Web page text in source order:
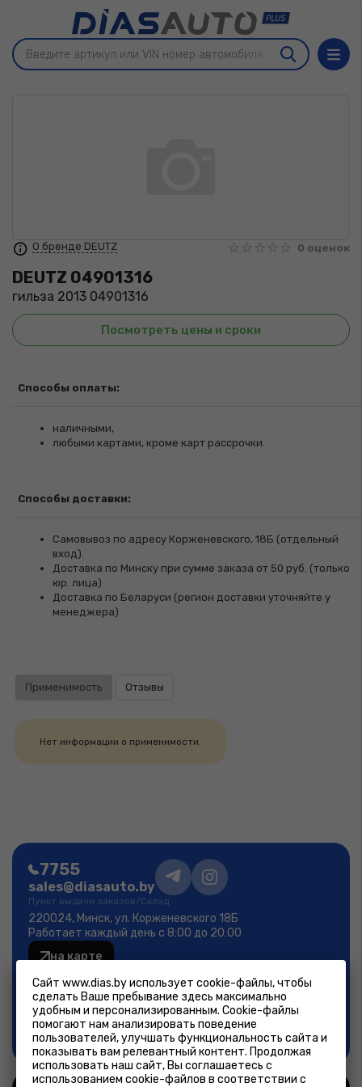
Сайт www.dias.by использует cookie-файлы, чтобы
сделать Ваше пребывание здесь максимально
удобным и персонализированным. Cookie-файлы
помогают нам анализировать поведение
пользователей, улучшать функциональность сайта и
показывать вам релевантный контент. Продолжая
использовать наш сайт, Вы соглашаетесь с
использованием cookie-файлов в соответствии с
О бренде DEUTZ 0 оценок
DEUTZ 04901316
гильза 2013 04901316
Посмотреть цены и сроки
Способы оплаты:
наличными,
любыми картами, кроме карт рассрочки.
Способы доставки:
Самовывоз по адресу Корженевского, 18Б (отдельный
вход).
Доставка по Минску при сумме заказа от 50 руб. (только
юр. лица)
Доставка по Беларуси (регион доставки уточняйте у
менеджера)
Применимость Отзывы
Нет информации о применимости.
7755
sales@diasauto.by
Пункт выдачи заказов/Склад
220024, Минск, ул. Корженевского 18Б
Работает каждый день с 8:00 до 20:00
на карте
Фирменный магазин
Минск, ул.Лещинского 14А
пн-пт 9:00-19:00; сб-вс 9:00-18:00
на карте